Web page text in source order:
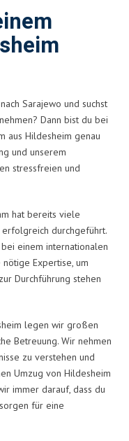
Sarajewo und suchst
Dann bist du bei
aus Hildesheim genau
und unserem
stressfreien und
hat bereits viele
durchgeführt.
einem internationalen
Expertise, um
Durchführung stehen
legen wir großen
Betreuung. Wir nehmen
zu verstehen und
Umzug von Hildesheim
immer darauf, dass du
für eine